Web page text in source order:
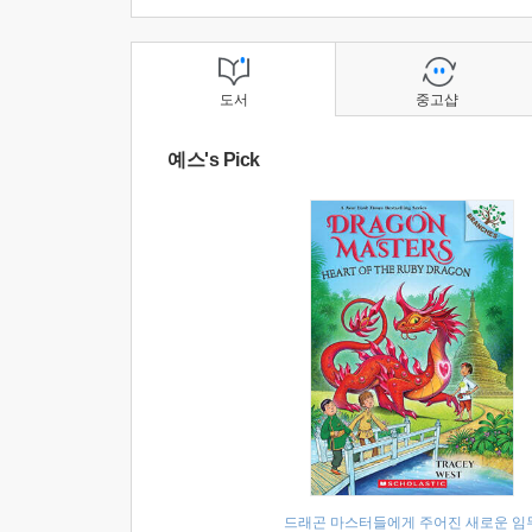
도서
예스's Pick
드래곤 마스터들에게 주어진 새로운 임
중고샵